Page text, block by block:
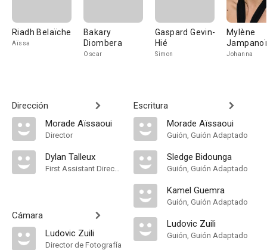
Riadh Belaïche
Aïssa
Bakary
Diombera
Oscar
Gaspard Gevin-
Hié
Simon
Mylène
Jampanoï
Johanna
Dirección
Morade Aïssaoui
Director
Dylan Talleux
First Assistant Director
Cámara
Ludovic Zuili
Director de Fotografía
Escritura
Morade Aïssaoui
Guión, Guión Adaptado
Sledge Bidounga
Guión, Guión Adaptado
Kamel Guemra
Guión, Guión Adaptado
Ludovic Zuili
Guión, Guión Adaptado